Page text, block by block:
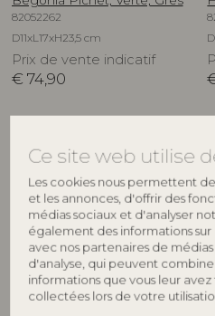
Ce site web utilise
Les cookies nous permettent
et les annonces, d'offrir des
médias sociaux et d'analyser
également des informations
avec nos partenaires de
d'analyse, qui peuvent
informations que vous leur avez
collectées lors de votre
82052262
D11xL17xH23,5 cm
Prix de vente indicatif
€ 74,90